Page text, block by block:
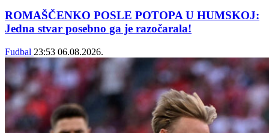
ROMAŠČENKO POSLE POTOPA U HUMSKOJ:
Jedna stvar posebno ga je razočarala!
Fudbal 23:53 06.08.2026.